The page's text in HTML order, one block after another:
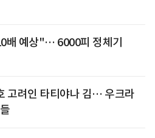
배 예상"… 6000피 정체기
고려인 타티야나 김… 우크라